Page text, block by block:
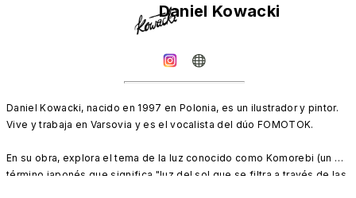
Daniel Kowacki
Daniel Kowacki, nacido en 1997 en Polonia, es un ilustrador y pintor.
Vive y trabaja en Varsovia y es el vocalista del dúo FOMOTOK.
En su obra, explora el tema de la luz conocido como Komorebi (un
término japonés que significa "luz del sol que se filtra a través de las